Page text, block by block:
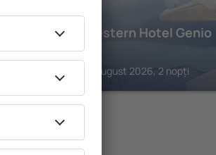
Best Western Hotel Genio
178€
Torino, 17 august 2026, 2 nopți